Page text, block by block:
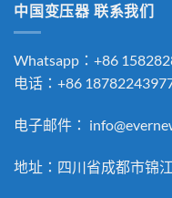
中国变压器 联系我们
Whatsapp：+86
电话：+86
电子邮件：
地址：四川省成都市锦